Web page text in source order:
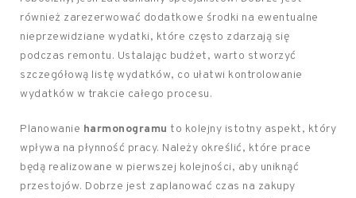
również zarezerwować dodatkowe środki na ewentualne
nieprzewidziane wydatki, które często zdarzają się
podczas remontu. Ustalając budżet, warto stworzyć
szczegółową listę wydatków, co ułatwi kontrolowanie
wydatków w trakcie całego procesu.
Planowanie harmonogramu to kolejny istotny aspekt, który
wpływa na płynność pracy. Należy określić, które prace
będą realizowane w pierwszej kolejności, aby uniknąć
przestojów. Dobrze jest zaplanować czas na zakupy